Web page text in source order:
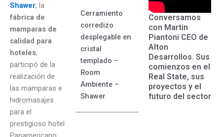
Shawer, la
fábrica de
mamparas de
calidad para
hoteles,
participó de la
realización de
las mamparas e
hidromasajes
para el
prestigioso hotel
Cerramiento
corredizo
desplegable en
cristal
templado –
Room
Ambiente –
Shawer
Conversamos
con Martin
Piantoni CEO de
Alton
Desarrollos. Sus
comienzos en el
Real State, sus
proyectos y el
futuro del sector